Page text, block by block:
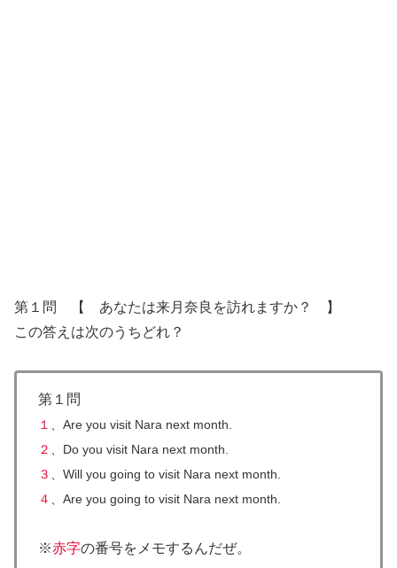
第１問 【 あなたは来月奈良を訪れますか？ 】
この答えは次のうちどれ？
第１問
１
、Are you visit Nara next month.
２
、Do you visit Nara next month.
３
、Will you going to visit Nara next month.
４
Are you going to visit Nara next month.
※赤字の番号をメモするんだぜ。